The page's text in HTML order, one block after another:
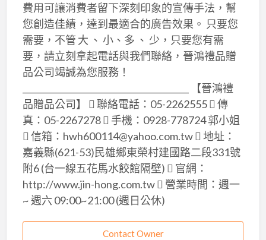
費用可讓消費者留下深刻印象的宣傳手法，幫
您創造佳績，達到最適合的廣告效果。 只要您
需要，不管 大 、 小、多 、 少，只要您有需
要，請立刻拿起電話與我們聯絡，晉鴻禮品贈
品公司竭誠為您服務！
________________________________________ 【晉鴻禮
品贈品公司】  聯絡電話：05-2262555  傳
真：05-2267278  手機：0928-778724 郭小姐
 信箱：hwh600114@yahoo.com.tw  地址：
嘉義縣(621-53)民雄鄉東榮村建國路二段331號
附6 (台一線五花馬水餃館隔壁)  官網：
http://www.jin-hong.com.tw  營業時間：週一
~ 週六 09:00~21:00 (週日公休)
Contact Owner